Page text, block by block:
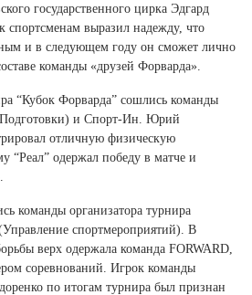
государственного цирка Эдгард
выразил надежду, что
и в следующем году он сможет лично
команды «друзей Форварда».
“Кубок Форварда” сошлись команды
и Спорт-Ин. Юрий
отличную физическую
“Реал” одержал победу в матче и
команды организатора турнира
спортмероприятий). В
верх одержала команда FORWARD,
соревнований. Игрок команды
по итогам турнира был признан